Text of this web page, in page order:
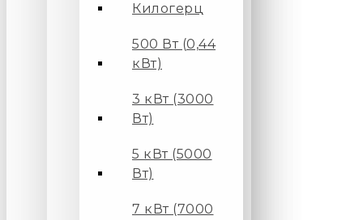
Килогерц
500 Вт (0,44
кВт)
3 кВт (3000
Вт)
5 кВт (5000
Вт)
7 кВт (7000